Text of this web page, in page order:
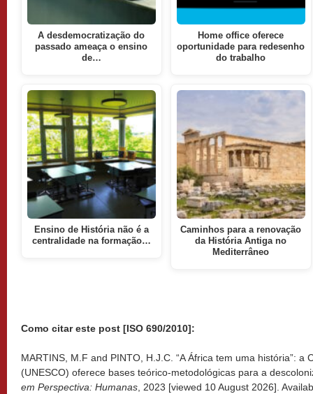
A desdemocratização do
passado ameaça o ensino
de…
Ensino de História não é a
centralidade na formação…
Home office oferece
oportunidade para redesenho
do trabalho
Caminhos para a renovação
da História Antiga no
Mediterrâneo
Como citar este post [ISO 690/2010]:
MARTINS, M.F and PINTO, H.J.C. “A África tem uma história”: a
(UNESCO) oferece bases teórico-metodológicas para a
em Perspectiva: Humanas, 2023 [viewed 10 August 2026].